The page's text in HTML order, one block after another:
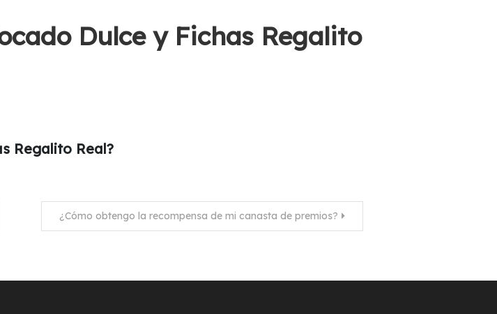
Dulce y Fichas Regalito
Regalito Real?
¿Cómo obtengo la recompensa de mi canasta de premios?